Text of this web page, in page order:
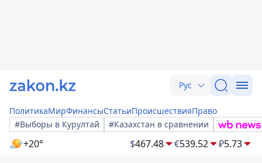
Рус
ПолитикаМирФинансыСтатьиПроисшествияПраво
#Выборы в Курултай
#Казахстан в сравнении
+20° $467.48 €539.52 ₽5.73